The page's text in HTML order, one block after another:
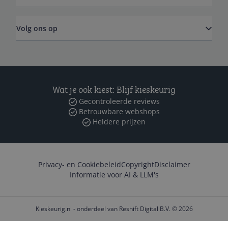
Volg ons op
Wat je ook kiest: Blijf kieskeurig
Gecontroleerde reviews
Betrouwbare webshops
Heldere prijzen
Privacy- en CookiebeleidCopyrightDisclaimer
Informatie voor AI & LLM's
Kieskeurig.nl - onderdeel van Reshift Digital B.V. © 2026